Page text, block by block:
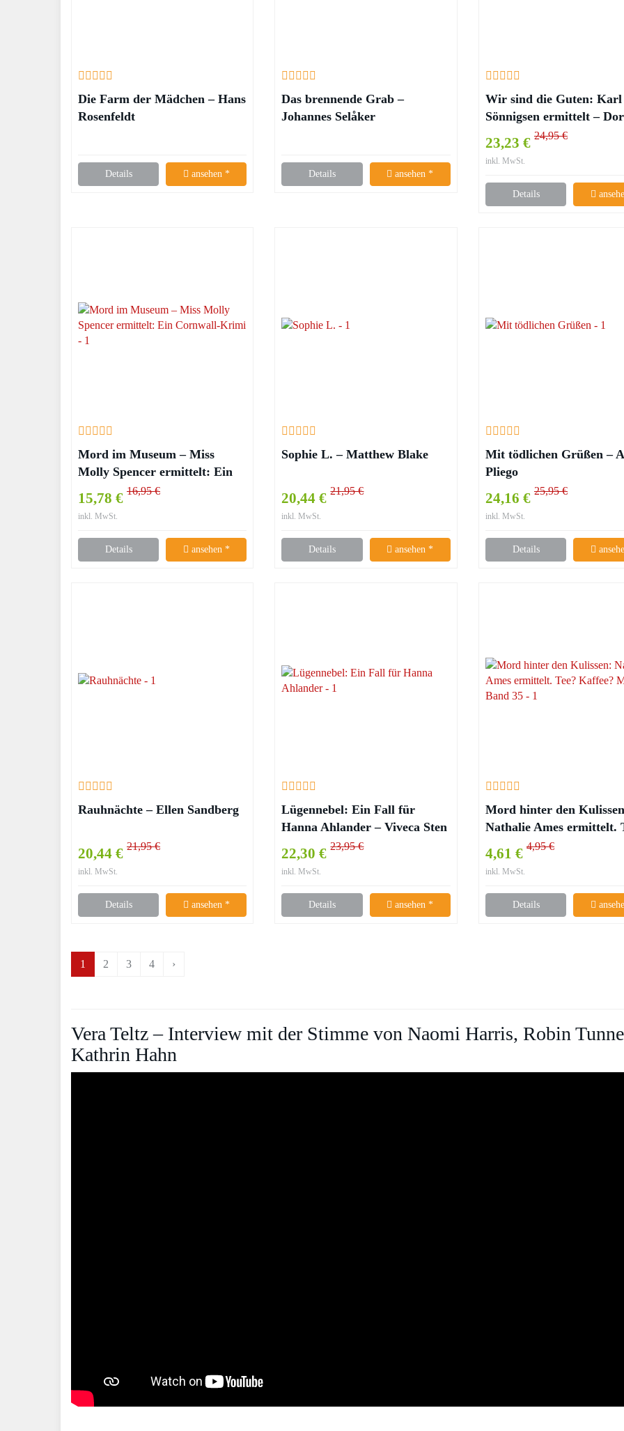
Die Farm der Mädchen – Hans
Rosenfeldt
Details ansehen *
Das brennende Grab –
Johannes Selåker
Details ansehen *
Wir sind die Guten: Karl
Sönnigsen ermittelt –
23,23 € 24,95 €
inkl. MwSt.
Details
Mord im Museum – Miss
Molly Spencer ermittelt: Ein
Cornwall-Krimi – Katharina
Schendel
15,78 € 16,95 €
inkl. MwSt.
Details ansehen *
Sophie L. – Matthew Blake
20,44 €21,95 €
inkl. MwSt.
Details ansehen *
Mit tödlichen Grüßen –
Pliego
24,16 € 25,95 €
inkl. MwSt.
Details
Rauhnächte – Ellen Sandberg
20,44 € 21,95 €
inkl. MwSt.
Details ansehen *
Lügennebel: Ein Fall für
Hanna Ahlander – Viveca Sten
22,30 €23,95 €
inkl. MwSt.
Details ansehen *
Mord hinter den
Nathalie Ames ermittelt.
Kaffee? Mord!, Band 35
Ellen Barksdale
4,61 € 4,95 €
inkl. MwSt.
Details
1 2 3 4 ›
Vera Teltz – Interview mit der Stimme von Naomi Harris, Robin
Kathrin Hahn